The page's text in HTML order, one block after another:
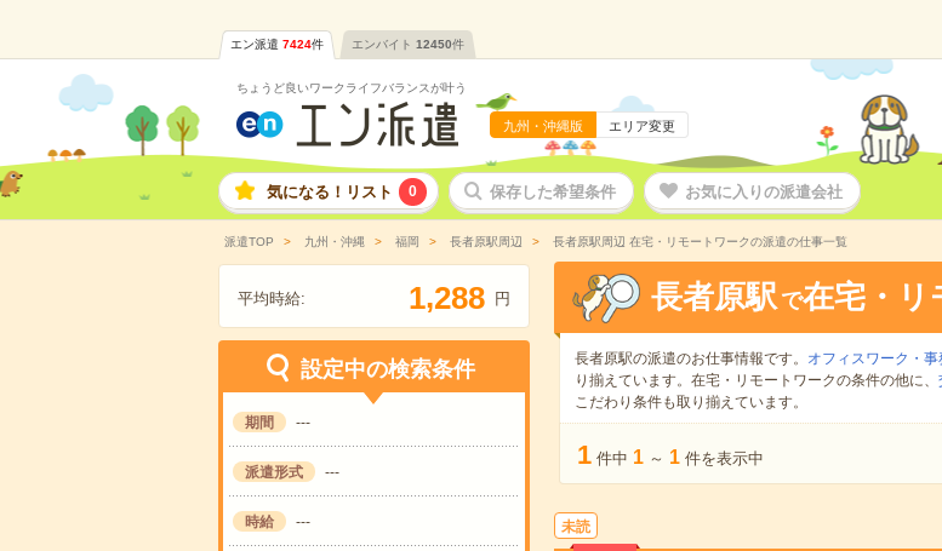
エン派遣 7424件 エンバイト 12450件
ちょうど良いワークライフバランスが叶う
九州・沖縄版 エリア変更
気になる！リスト 0 保存した希望条件 お気に入りの派遣会社
派遣TOP 九州・沖縄 福岡 長者原駅周辺 長者原駅周辺 在宅・リモートワークの派遣の仕事一覧
平均時給: 1,288 円
設定中の検索条件
期間 ---
派遣形式 ---
時給 ---
長者原駅 で在宅・リ
長者原駅の派遣のお仕事情報です。 オフィスワーク・事
り揃えています。在宅・リモートワークの条件の他に、
こだわり条件も取り揃えています。
1 件中 1 ～ 1 件を表示中
未読